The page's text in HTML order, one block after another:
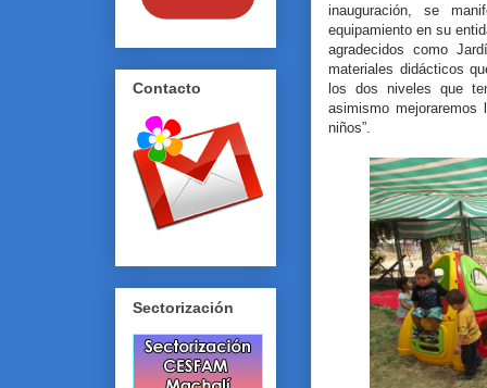
inauguración, se
equipamiento en su
agradecidos como
materiales didácticos
los dos niveles que
asimismo
niños”.
Contacto
Sectorización